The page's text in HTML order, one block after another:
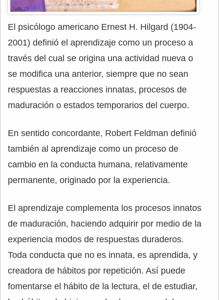
El psicólogo americano Ernest H. Hilgard (1904-
2001) definió el aprendizaje como un proceso a
través del cual se origina una actividad nueva o
se modifica una anterior, siempre que no sean
respuestas a reacciones innatas, procesos de
maduración o estados temporarios del cuerpo.
En sentido concordante, Robert Feldman definió
también al aprendizaje como un proceso de
cambio en la conducta humana, relativamente
permanente, originado por la experiencia.
El aprendizaje complementa los procesos innatos
de maduración, haciendo adquirir por medio de la
experiencia modos de respuestas duraderos.
Toda conducta que no es innata, es aprendida, y
creadora de hábitos por repetición. Así puede
fomentarse el hábito de la lectura, el de estudiar,